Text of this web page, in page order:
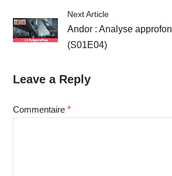
Next Article
Andor : Analyse
(S01E04)
Leave a Reply
Commentaire *